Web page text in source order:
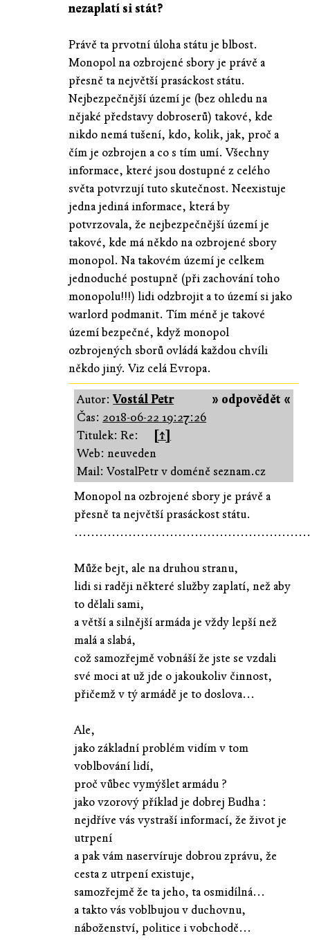
nezaplatí si stát?
Právě ta prvotní úloha státu je blbost.
Monopol na ozbrojené sbory je právě a
přesně ta největší prasáckost státu.
Nejbezpečnější území je (bez ohledu na
nějaké představy dobroserů) takové, kde
nikdo nemá tušení, kdo, kolik, jak, proč a
čím je ozbrojen a co s tím umí. Všechny
informace, které jsou dostupné z celého
světa potvrzují tuto skutečnost. Neexistuje
jedna jediná informace, která by
potvrzovala, že nejbezpečnější území je
takové, kde má někdo na ozbrojené sbory
monopol. Na takovém území je celkem
jednoduché postupně (při zachování toho
monopolu!!!) lidi odzbrojit a to území si jako
warlord podmanit. Tím méně je takové
území bezpečné, když monopol
ozbrojených sborů ovládá každou chvíli
někdo jiný. Viz celá Evropa.
» odpovědět «
Autor:Vostál Petr
Čas: 2018-06-22 19:27:26
Titulek: Re:
[↑]
Web: neuveden
Mail: VostalPetr v doméně seznam.cz
Monopol na ozbrojené sbory je právě a
přesně ta největší prasáckost státu.
Může bejt, ale na druhou stranu,
lidi si raději některé služby zaplatí, než aby
to dělali sami,
a větší a silnější armáda je vždy lepší než
malá a slabá,
což samozřejmě vobnáší že jste se vzdali
své moci at už jde o jakoukoliv činnost,
přičemž v tý armádě je to doslova...
Ale,
jako základní problém vidím v tom
voblbování lidí,
proč vůbec vymýšlet armádu ?
jako vzorový příklad je dobrej Budha :
nejdříve vás vystraší informací, že život je
utrpení
a pak vám naservíruje dobrou zprávu, že
cesta z utrpení existuje,
samozřejmě že ta jeho, ta osmidílná...
a takto vás voblbujou v duchovnu,
náboženství, politice i vobchodě...